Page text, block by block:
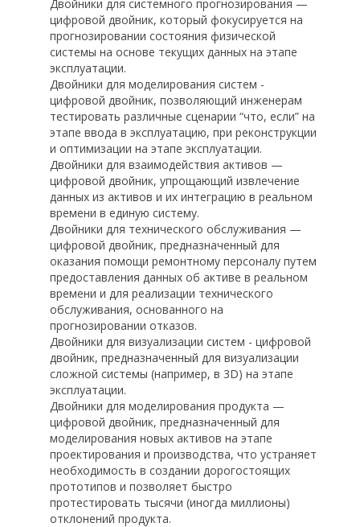
Двойники для системного прогнозирования —
цифровой двойник, который фокусируется на
прогнозировании состояния физической
системы на основе текущих данных на этапе
эксплуатации.
Двойники для моделирования систем -
цифровой двойник, позволяющий инженерам
тестировать различные сценарии “что, если” на
этапе ввода в эксплуатацию, при реконструкции
и оптимизации на этапе эксплуатации.
Двойники для взаимодействия активов —
цифровой двойник, упрощающий извлечение
данных из активов и их интеграцию в реальном
времени в единую систему.
Двойники для технического обслуживания —
цифровой двойник, предназначенный для
оказания помощи ремонтному персоналу путем
предоставления данных об активе в реальном
времени и для реализации технического
обслуживания, основанного на
прогнозировании отказов.
Двойники для визуализации систем - цифровой
двойник, предназначенный для визуализации
сложной системы (например, в 3D) на этапе
эксплуатации.
Двойники для моделирования продукта —
цифровой двойник, предназначенный для
моделирования новых активов на этапе
проектирования и производства, что устраняет
необходимость в создании дорогостоящих
прототипов и позволяет быстро
протестировать тысячи (иногда миллионы)
отклонений продукта.